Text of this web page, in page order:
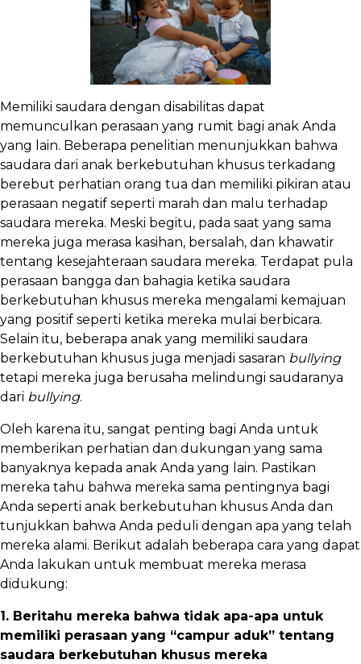
Memiliki saudara dengan disabilitas dapat
memunculkan perasaan yang rumit bagi anak Anda
yang lain. Beberapa penelitian menunjukkan bahwa
saudara dari anak berkebutuhan khusus terkadang
berebut perhatian orang tua dan memiliki pikiran atau
perasaan negatif seperti marah dan malu terhadap
saudara mereka. Meski begitu, pada saat yang sama
mereka juga merasa kasihan, bersalah, dan khawatir
tentang kesejahteraan saudara mereka. Terdapat pula
perasaan bangga dan bahagia ketika saudara
berkebutuhan khusus mereka mengalami kemajuan
yang positif seperti ketika mereka mulai berbicara.
Selain itu, beberapa anak yang memiliki saudara
berkebutuhan khusus juga menjadi sasaran bullying
tetapi mereka juga berusaha melindungi saudaranya
dari bullying.
Oleh karena itu, sangat penting bagi Anda untuk
memberikan perhatian dan dukungan yang sama
banyaknya kepada anak Anda yang lain. Pastikan
mereka tahu bahwa mereka sama pentingnya bagi
Anda seperti anak berkebutuhan khusus Anda dan
tunjukkan bahwa Anda peduli dengan apa yang telah
mereka alami. Berikut adalah beberapa cara yang dapat
Anda lakukan untuk membuat mereka merasa
didukung:
1. Beritahu mereka bahwa tidak apa-apa untuk
memiliki perasaan yang “campur aduk” tentang
saudara berkebutuhan khusus mereka